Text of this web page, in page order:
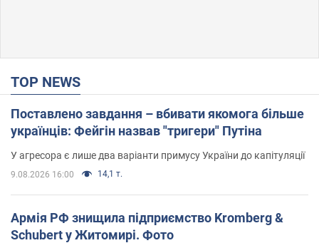
TOP NEWS
Поставлено завдання – вбивати якомога більше
українців: Фейгін назвав "тригери" Путіна
У агресора є лише два варіанти примусу України до капітуляції
9.08.2026 16:00 14,1 т.
Армія РФ знищила підприємство Kromberg &
Schubert у Житомирі. Фото